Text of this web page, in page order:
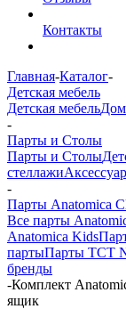
Контакты
Главная-Каталог-
Детская мебель
Детская мебель
-
Парты и Столы
Парты и Столы
стеллажи
-
Парты Anatomica
Все парты
Anatomica Kids
партыПарты TCT
бренды
-Комплект
ящик